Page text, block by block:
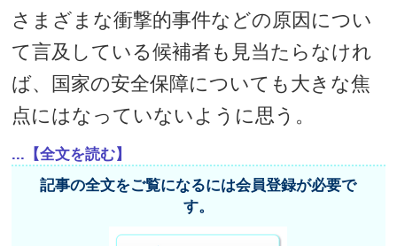
さまざまな衝撃的事件などの原因につい
て言及している候補者も見当たらなけれ
ば、国家の安全保障についても大きな焦
点にはなっていないように思う。
...【全文を読む】
記事の全文をご覧になるには会員登録が必要で
す。